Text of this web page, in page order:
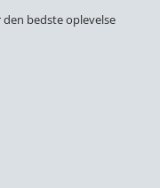
bedste oplevelse